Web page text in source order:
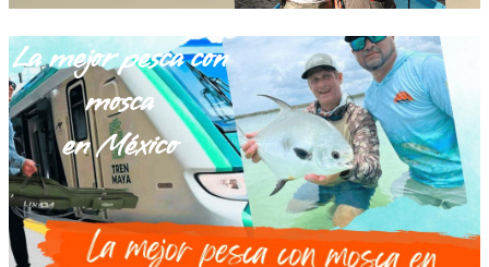
La mejor pesca con
mosca
en México